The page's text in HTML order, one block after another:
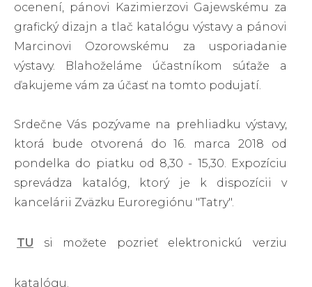
ocenení, pánovi Kazimierzovi Gajewskému za
grafický dizajn a tlač katalógu výstavy a pánovi
Marcinovi Ozorowskému za usporiadanie
výstavy. Blahoželáme účastníkom súťaže a
ďakujeme vám za účasť na tomto podujatí.
Srdečne Vás pozývame na prehliadku výstavy,
ktorá bude otvorená do 16. marca 2018 od
pondelka do piatku od 8,30 - 15,30. Expozíciu
sprevádza katalóg, ktorý je k dispozícii v
kancelárii Zväzku Euroregiónu "Tatry".
TU si možete pozrieť elektronickú verziu
katalógu.